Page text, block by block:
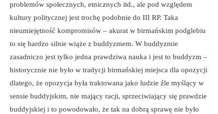
problemów społecznych, etnicznych itd., ale pod względem
kultury politycznej jest trochę podobnie do III RP. Taka
nieumiejętność kompromisów – akurat w birmańskim podglebiu
to się bardzo silnie wiąże z buddyzmem. W buddyzmie
zasadniczo jest tylko jedna prawdziwa nauka i jest to buddyzm –
historycznie nie było w tradycji birmańskiej miejsca dla opozycji
dlatego, że opozycja była traktowana jako ludzie źle myślący w
sensie buddyjskim, nie mający racji, sprzeciwiający się prawdzie
buddyjskiej i to powodowało, że tak na dobrą sprawę nie było